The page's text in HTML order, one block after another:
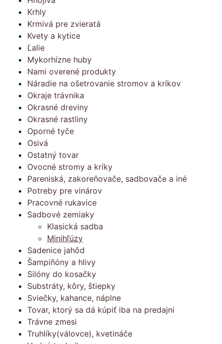
Krhly
Krmivá pre zvieratá
Kvety a kytice
Ľalie
Mykorhízne huby
Nami overené produkty
Náradie na ošetrovanie stromov a kríkov
Okraje trávnika
Okrasné dreviny
Okrasné rastliny
Oporné tyče
Osivá
Ostatný tovar
Ovocné stromy a kríky
Pareniská, zakoreňovače, sadbovače a iné
Potreby pre vinárov
Pracovné rukavice
Sadbové zemiaky
Klasická sadba
Minihľúzy
Sadenice jahôd
Šampiňóny a hlivy
Silóny do kosačky
Substráty, kôry, štiepky
Sviečky, kahance, náplne
Tovar, ktorý sa dá kúpiť iba na predajni
Trávne zmesi
Truhlíky(válovce), kvetináče